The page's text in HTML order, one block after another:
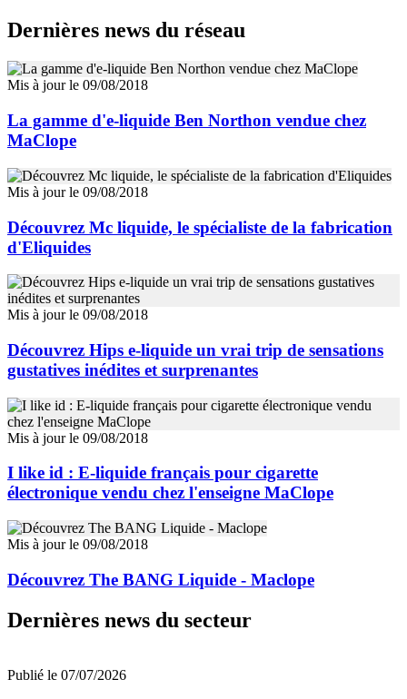
Dernières news du réseau
Mis à jour le 09/08/2018
La gamme d'e-liquide Ben Northon vendue chez
MaClope
Mis à jour le 09/08/2018
Découvrez Mc liquide, le spécialiste de la fabrication
d'Eliquides
Mis à jour le 09/08/2018
Découvrez Hips e-liquide un vrai trip de sensations
gustatives inédites et surprenantes
Mis à jour le 09/08/2018
I like id : E-liquide français pour cigarette
électronique vendu chez l'enseigne MaClope
Mis à jour le 09/08/2018
Découvrez The BANG Liquide - Maclope
Dernières news du secteur
Publié le 07/07/2026